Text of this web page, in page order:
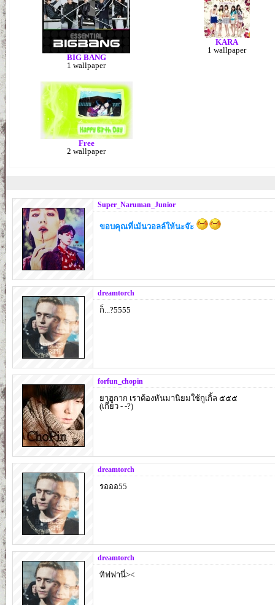
BIG BANG
1 wallpaper
KARA
1 wallpaper
Free
2 wallpaper
Super_Naruman_Junior
ขอบคุณที่เม้นวอลล์ให้นะจ๊ะ
dreamtorch
ก็...?5555
forfun_chopin
ยาฮูกาก เราต้องหันมานิยมใช้กูเกิ้ล ๕๕๕
(เกี่ยว - -?)
dreamtorch
รอออ55
dreamtorch
ทิฟฟานี่><